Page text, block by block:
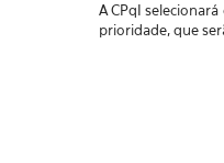
A CPqI
prioridade, que